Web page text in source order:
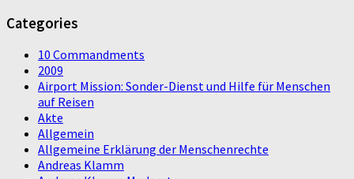
Categories
10 Commandments
2009
Airport Mission: Sonder-Dienst und Hilfe für Menschen
auf Reisen
Akte
Allgemein
Allgemeine Erklärung der Menschenrechte
Andreas Klamm